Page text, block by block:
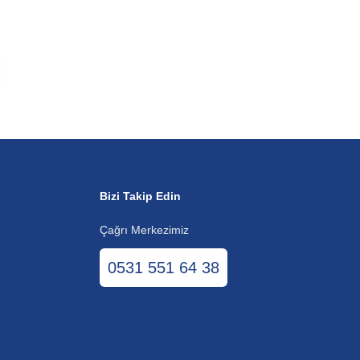
Bizi Takip Edin
Çağrı Merkezimiz
0531 551 64 38